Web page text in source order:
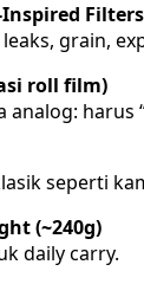
Filters
grain,
roll film)
harus
seperti
(~240g)
daily carry.